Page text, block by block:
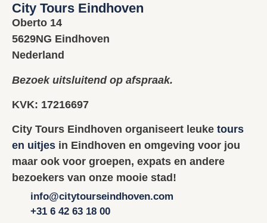
City Tours Eindhoven
Oberto 14
5629NG Eindhoven
Nederland
Bezoek uitsluitend op afspraak.
KVK: 17216697
City Tours Eindhoven organiseert leuke tours
en uitjes in Eindhoven en omgeving voor jou
maar ook voor groepen, expats en andere
bezoekers van onze mooie stad!
info@citytourseindhoven.com
+31 6 42 63 18 00